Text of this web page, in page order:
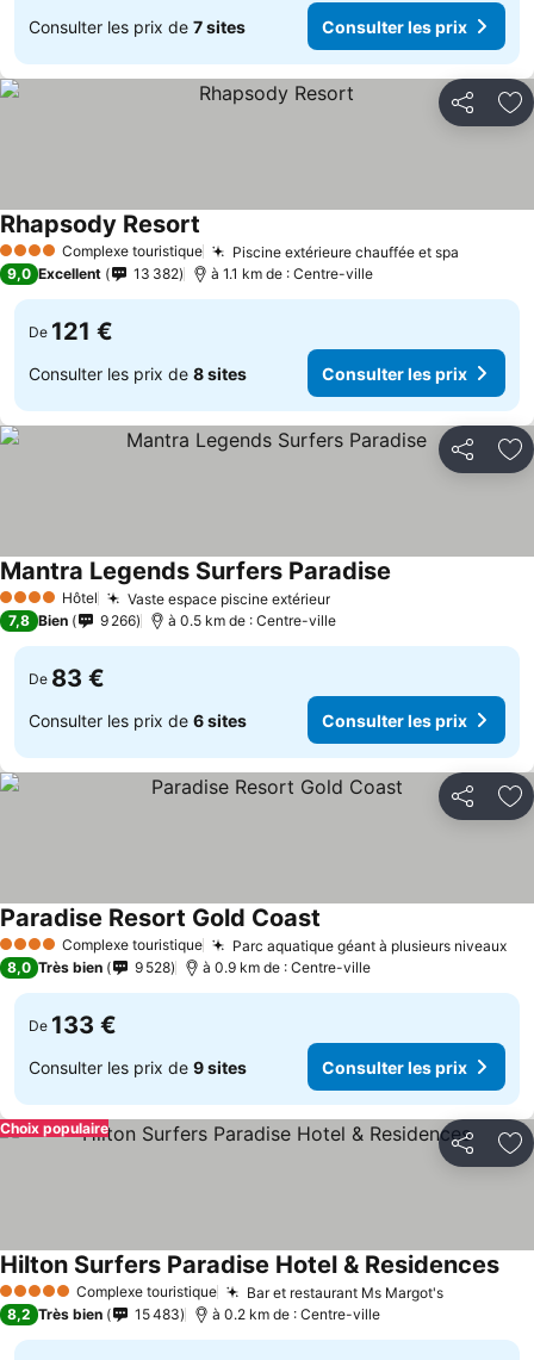
Consulter les prix de 7 sites Consulter les prix
Partager
4 Étoiles Complexe touristique Piscine extérieure chauffée et spa
Rhapsody Resort
9,0 Excellent 13 382 à 1.1 km de : Centre-ville
De 121 €
Consulter les prix de 8 sites Consulter les prix
Partager
4 Étoiles Hôtel Vaste espace piscine extérieur
Mantra Legends Surfers Paradise
7,8 Bien 9 266 à 0.5 km de : Centre-ville
De 83 €
Consulter les prix de 6 sites Consulter les prix
Partager
4 Étoiles Complexe touristique Parc aquatique géant à plusieurs niveaux
Paradise Resort Gold Coast
8,0 Très bien 9 528 à 0.9 km de : Centre-ville
De 133 €
Consulter les prix de 9 sites Consulter les prix
Partager
Choix populaire
5 Étoiles Complexe touristique Bar et restaurant Ms Margot's
Hilton Surfers Paradise Hotel & Residences
8,2 Très bien 15 483 à 0.2 km de : Centre-ville